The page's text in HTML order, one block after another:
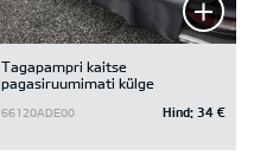
Tagapampri kaitse
pagasiruumimati külge
66120ADE00 Hind: 34 €